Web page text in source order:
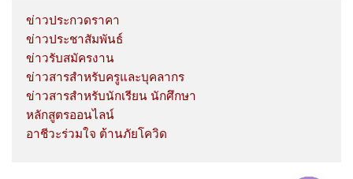
ข่าวประกวดราคา
ข่าวประชาสัมพันธ์
ข่าวรับสมัครงาน
ข่าวสารสำหรับครูและบุคลากร
ข่าวสารสำหรับนักเรียน นักศึกษา
หลักสูตรออนไลน์
อาชีวะร่วมใจ ต้านภัยโควิด